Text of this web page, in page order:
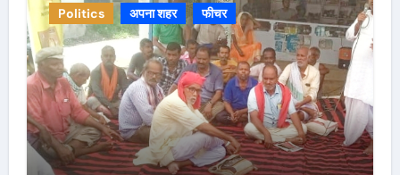
Politics अपना शहर फीचर